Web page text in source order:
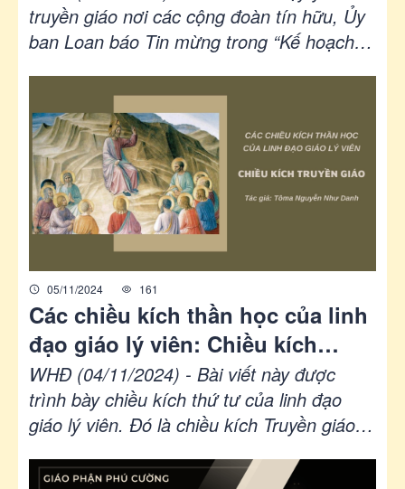
chúng ta cùng nhau thi hành sứ
vụ
truyền giáo nơi các cộng đoàn tín hữu, Ủy
ban Loan báo Tin mừng trong “Kế hoạch
nhau Loan báo Tin mừng” đề nghị mỗi giáo
phận chọn một ngày theo chu kỳ
tuần/tháng/năm để chầu Thánh Thể cầu
nguyện cho việc truyền giáo. Ủy ban Loan
báo Tin mừng sẽ có bài gợi ý suy niệm
chầu Thánh Thể mỗi tháng. Sau đây là bài
gợi ý suy niệm tháng 05/2025.
05/11/2024 161
Các chiều kích thần học của linh
đạo giáo lý viên: Chiều kích
truyền giáo
WHĐ (04/11/2024) - Bài viết này được
trình bày chiều kích thứ tư của linh đạo
giáo lý viên. Đó là chiều kích Truyền giáo